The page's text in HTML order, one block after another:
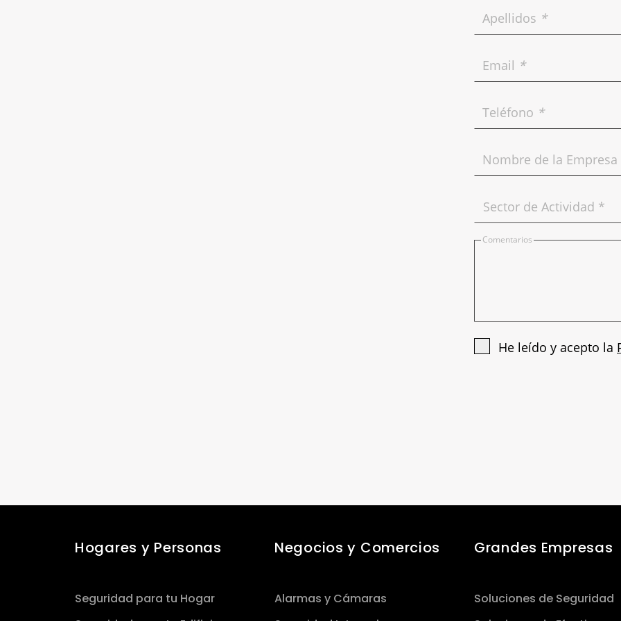
Apellidos *
Email *
Teléfono *
Nombre de la Empresa
Comentarios
He leído y acepto la
Hogares y Personas
Seguridad para tu Hogar
Negocios y Comercios
Alarmas y Cámaras
Grandes Empresas
Soluciones de Seguridad